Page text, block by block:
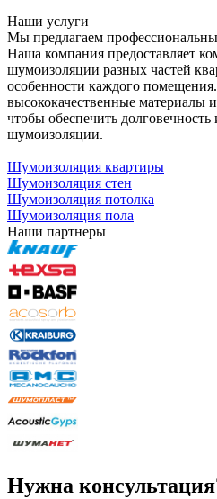
Наши услуги
Мы предлагаем
Наша компания предоставляет
шумоизоляции разных частей
особенности каждого
высококачественные материалы
чтобы обеспечить
шумоизоляции.
Шумоизоляция квартиры
Шумоизоляция стен
Шумоизоляция потолка
Шумоизоляция пола
Наши партнеры
Нужна